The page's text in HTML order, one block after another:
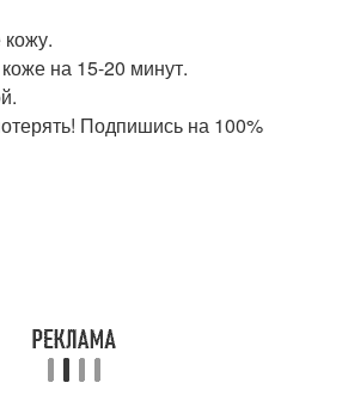
на 15-20 минут.
Подпишись на 100%